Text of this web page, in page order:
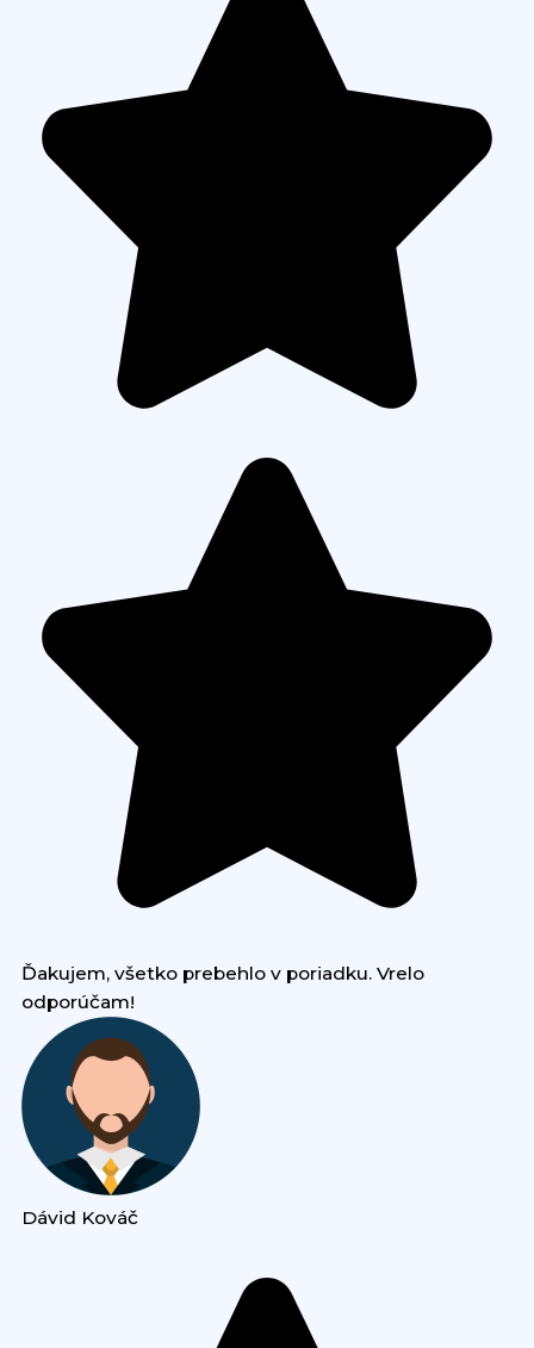
Ďakujem, všetko prebehlo v poriadku. Vrelo
odporúčam!
Dávid Kováč